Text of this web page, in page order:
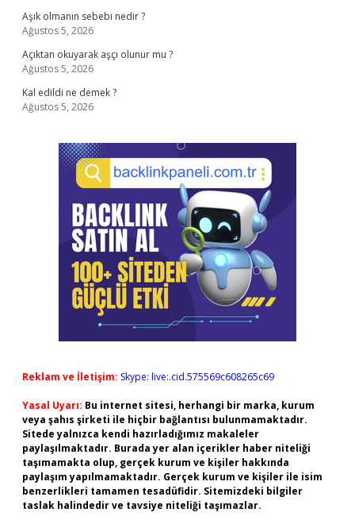
Aşık olmanın sebebi nedir ?
Ağustos 5, 2026
Açıktan okuyarak aşçı olunur mu ?
Ağustos 5, 2026
Kal edildi ne demek ?
Ağustos 5, 2026
Reklam ve İletişim: Skype: live:.cid.575569c608265c69
Yasal Uyarı: Bu internet sitesi, herhangi bir marka, kurum
veya şahıs şirketi ile hiçbir bağlantısı bulunmamaktadır.
Sitede yalnızca kendi hazırladığımız makaleler
paylaşılmaktadır. Burada yer alan içerikler haber niteliği
taşımamakta olup, gerçek kurum ve kişiler hakkında
paylaşım yapılmamaktadır. Gerçek kurum ve kişiler ile isim
benzerlikleri tamamen tesadüfidir. Sitemizdeki bilgiler
taslak halindedir ve tavsiye niteliği taşımazlar.